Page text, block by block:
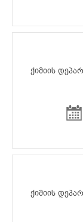
ქიმიის
ქიმიის